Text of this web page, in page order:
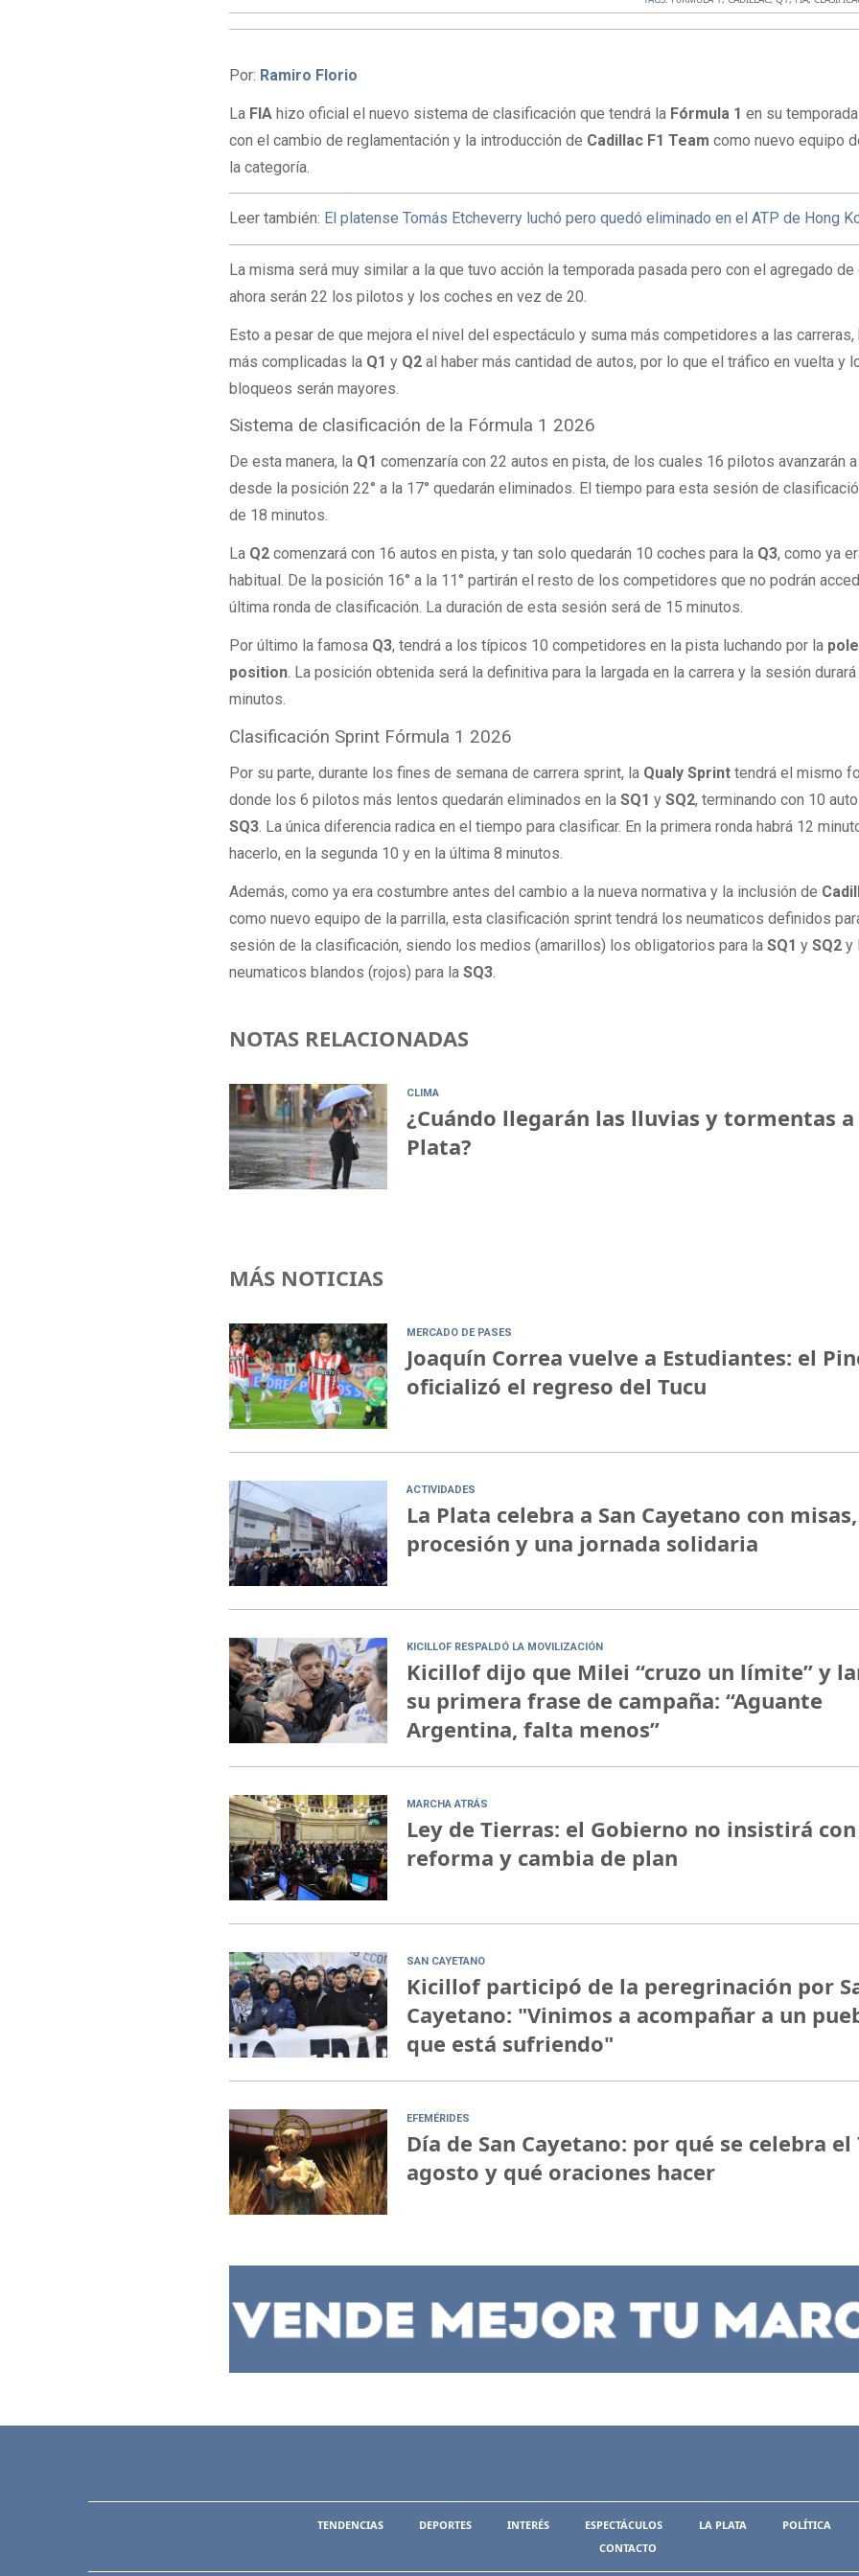
Por: Ramiro Florio
La FIA hizo oficial el nuevo sistema de clasificación que tendrá la Fórmula 1 en su
con el cambio de reglamentación y la introducción de Cadillac F1 Team como nuevo equipo
la categoría.
Leer también: El platense Tomás Etcheverry luchó pero quedó eliminado en el ATP de Hong
La misma será muy similar a la que tuvo acción la temporada pasada pero con el agregado de
ahora serán 22 los pilotos y los coches en vez de 20.
Esto a pesar de que mejora el nivel del espectáculo y suma más competidores a las carreras,
más complicadas la Q1y Q2al haber más cantidad de autos, por lo que el tráfico en vuelta y
bloqueos serán mayores.
Sistema de clasificación de la Fórmula 1 2026
De esta manera, la Q1 comenzaría con 22 autos en pista, de los cuales 16 pilotos avanzarán
desde la posición 22° a la 17° quedarán eliminados. El tiempo para esta sesión de
de 18 minutos.
La Q2comenzará con 16 autos en pista, y tan solo quedarán 10 coches para la Q3, como ya
habitual. De la posición 16° a la 11° partirán el resto de los competidores que no podrán
última ronda de clasificación. La duración de esta sesión será de 15 minutos.
Por último la famosa Q3, tendrá a los típicos 10 competidores en la pista luchando por la pole
position. La posición obtenida será la definitiva para la largada en la carrera y la sesión durará
minutos.
Clasificación Sprint Fórmula 1 2026
Por su parte, durante los fines de semana de carrera sprint, la Qualy Sprint tendrá el mismo
donde los 6 pilotos más lentos quedarán eliminados en laSQ1 ySQ2, terminando con 10
SQ3 . La única diferencia radica en el tiempo para clasificar. En la primera ronda habrá 12
hacerlo, en la segunda 10 y en la última 8 minutos.
Además, como ya era costumbre antes del cambio a la nueva normativa y la inclusión de
como nuevo equipo de la parrilla, esta clasificación sprint tendrá los neumaticos definidos
sesión de la clasificación, siendo los medios (amarillos) los obligatorios para laSQ1ySQ2y
neumaticos blandos (rojos) para laSQ3.
NOTAS RELACIONADAS
CLIMA
¿Cuándo llegarán las lluvias y tormentas a
Plata?
MÁS NOTICIAS
MERCADO DE PASES
Joaquín Correa vuelve a Estudiantes: el
oficializó el regreso del Tucu
ACTIVIDADES
La Plata celebra a San Cayetano con misas,
procesión y una jornada solidaria
KICILLOF RESPALDÓ LA MOVILIZACIÓN
Kicillof dijo que Milei “cruzo un límite” y
su primera frase de campaña: “Aguante
Argentina, falta menos”
MARCHA ATRÁS
Ley de Tierras: el Gobierno no insistirá
reforma y cambia de plan
SAN CAYETANO
Kicillof participó de la peregrinación por
Cayetano: "Vinimos a acompañar a un
que está sufriendo"
EFEMÉRIDES
Día de San Cayetano: por qué se celebra el
agosto y qué oraciones hacer
TENDENCIAS DEPORTES INTERÉS ESPECTÁCULOS LA PLATA POLÍTICA
CONTACTO